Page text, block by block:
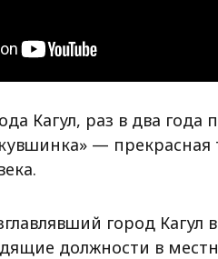
Кагул, раз в два
—
город Кагул
должности в